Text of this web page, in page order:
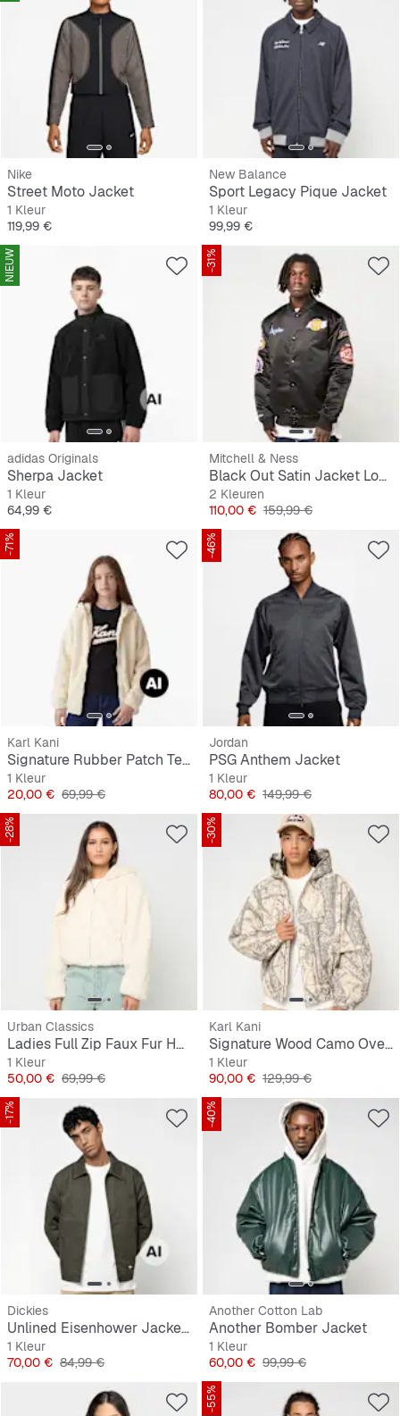
Nike
Street Moto Jacket
1 Kleur
Prijs
119,99 €
New Balance
Sport Legacy Pique Jacket
1 Kleur
Prijs
99,99 €
NIEUW
adidas Originals
Sherpa Jacket
1 Kleur
Prijs
64,99 €
-31%
Mitchell & Ness
Black Out Satin Jacket Los Angeles Lakers
2 Kleuren
Prijs
110,00 € Originele Prijs
159,99 €
-71%
Karl Kani
Signature Rubber Patch Teddy Zip Hoodie
1 Kleur
Prijs
20,00 € Originele Prijs
69,99 €
-46%
Jordan
PSG Anthem Jacket
1 Kleur
Prijs
80,00 € Originele Prijs
149,99 €
-28%
Urban Classics
Ladies Full Zip Faux Fur Hoodie
1 Kleur
Prijs
50,00 € Originele Prijs
69,99 €
-30%
Karl Kani
Signature Wood Camo Oversized Work Jacket
1 Kleur
Prijs
90,00 € Originele Prijs
129,99 €
-17%
Dickies
Unlined Eisenhower Jacket Rec
1 Kleur
Prijs
70,00 € Originele Prijs
84,99 €
-40%
Another Cotton Lab
Another Bomber Jacket
1 Kleur
Prijs
60,00 € Originele Prijs
99,99 €
-55%